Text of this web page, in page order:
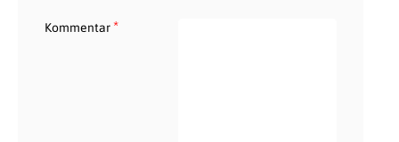
Kommentar*